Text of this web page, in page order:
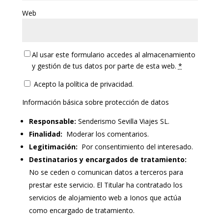
Web
Al usar este formulario accedes al almacenamiento
y gestión de tus datos por parte de esta web. *
Acepto la política de privacidad.
Información básica sobre protección de datos
Responsable: Senderismo Sevilla Viajes SL.
Finalidad: Moderar los comentarios.
Legitimación: Por consentimiento del interesado.
Destinatarios y encargados de tratamiento:
No se ceden o comunican datos a terceros para
prestar este servicio. El Titular ha contratado los
servicios de alojamiento web a Ionos que actúa
como encargado de tratamiento.